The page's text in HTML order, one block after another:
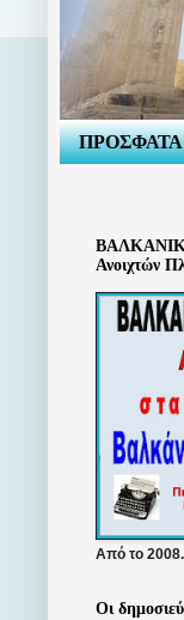
Ανοιχτών
Από το
Οι